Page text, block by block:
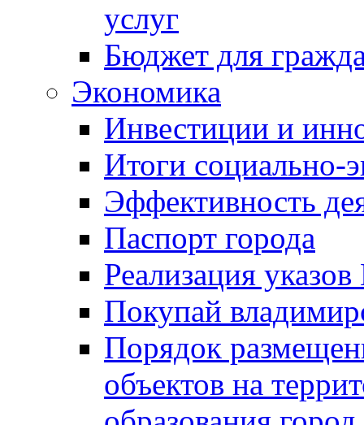
услуг
Бюджет для
Экономика
Инвестиции и
Итоги социально-
Эффективность
Паспорт города
Реализация
Покупай
Порядок
объектов на